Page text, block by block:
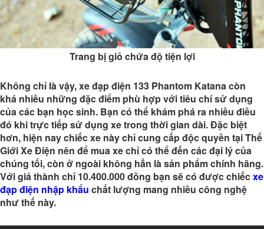
Trang bị giỏ chứa độ tiện lợi
Không chỉ là vậy, xe đạp điện 133 Phantom Katana còn
khá nhiều những đặc điểm phù hợp với tiêu chí sử dụng
của các bạn học sinh. Bạn có thể khám phá ra nhiều điều
đó khi trực tiếp sử dụng xe trong thời gian dài. Đặc biệt
hơn, hiện nay chiếc xe này chỉ cung cấp độc quyền tại Thế
Giới Xe Điện nên để mua xe chỉ có thể đến các đại lý của
chúng tối, còn ở ngoài không hẳn là sản phẩm chính hãng.
Với giá thành chỉ 10.400.000 đồng bạn sẽ có được chiếcxe
đạp điện nhập khẩu chất lượng mang nhiều công nghệ
như thế này.